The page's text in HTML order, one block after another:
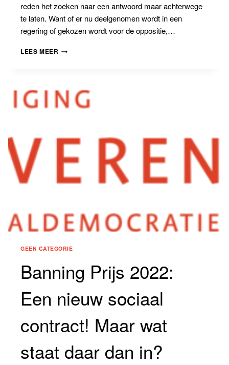
reden het zoeken naar een antwoord maar achterwege
te laten. Want of er nu deelgenomen wordt in een
regering of gekozen wordt voor de oppositie,…
LEES MEER SPELEN
GEEN CATEGORIE
Banning Prijs 2022:
Een nieuw sociaal
contract! Maar wat
staat daar dan in?